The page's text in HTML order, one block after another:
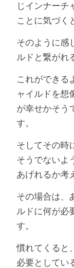
じインナーチ
ことに気づく
そのように感
ルドと繋がれ
これができる
ャイルドを想
が幸せかそう
す。
そしてその時
そうでないよ
あげれるか考
その場合は、
ルドに何が必
す。
慣れてくると
必要としてい